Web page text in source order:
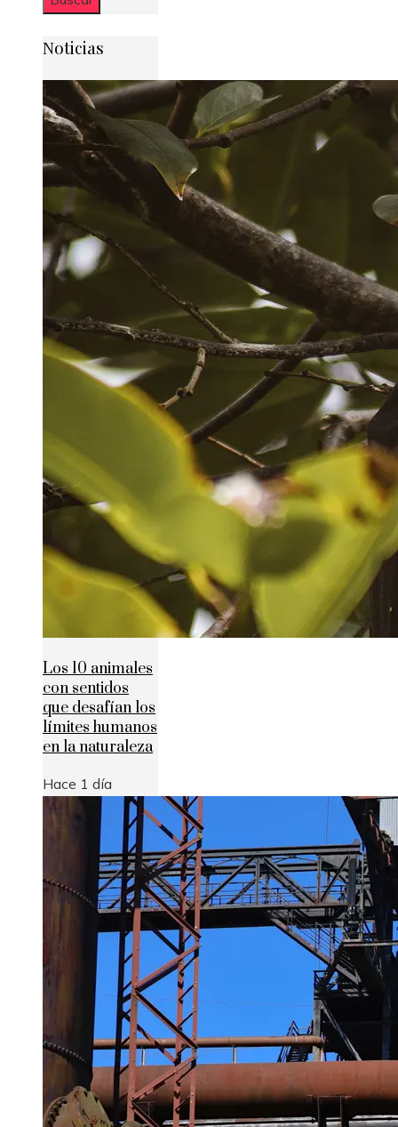
Noticias
Los 10 animales
con sentidos
que desafían los
límites humanos
en la naturaleza
Hace 1 día